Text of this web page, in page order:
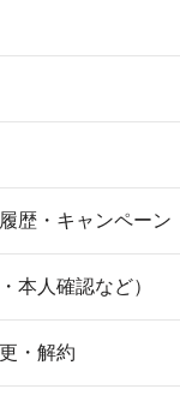
歴・キャンペーン
本人確認など）
・解約